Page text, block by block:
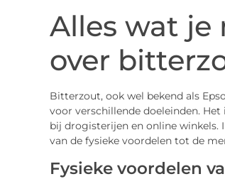
Alles wat
over
Bitterzout, ook wel bekend als
voor verschillende doeleinden.
bij drogisterijen en online winkels.
van de fysieke voordelen tot de
Fysieke voordelen